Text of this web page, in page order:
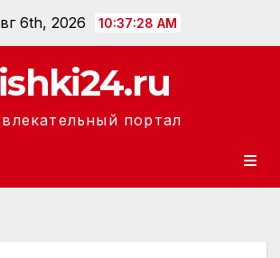
6th, 2026 10:37:29 AM
портал